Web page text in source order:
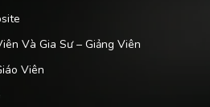
Và Gia Sư – Giảng Viên
Viên